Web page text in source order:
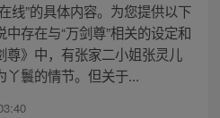
线”的具体内容。为您提供以下
存在与“万剑尊”相关的设定和
》中，有张家二小姐张灵儿
丫鬟的情节。但关于...